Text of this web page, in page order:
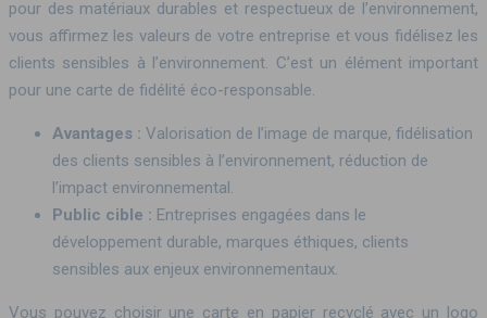
pour des matériaux durables et respectueux de l’environnement,
vous affirmez les valeurs de votre entreprise et vous fidélisez les
clients sensibles à l’environnement. C’est un élément important
pour une carte de fidélité éco-responsable.
Avantages : Valorisation de l’image de marque, fidélisation
des clients sensibles à l’environnement, réduction de
l’impact environnemental.
Public cible : Entreprises engagées dans le
développement durable, marques éthiques, clients
sensibles aux enjeux environnementaux.
Vous pouvez choisir une carte en papier recyclé avec un logo